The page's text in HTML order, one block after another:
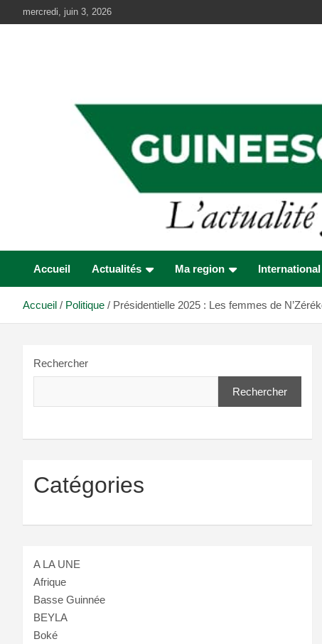
au
mercredi, juin 3, 2026
Accueil Actualités Ma region International
Accueil Politique Présidentielle 2025 : Les femmes de
Rechercher
Rechercher
Catégories
A LA UNE
Afrique
Basse Guinnée
BEYLA
Boké